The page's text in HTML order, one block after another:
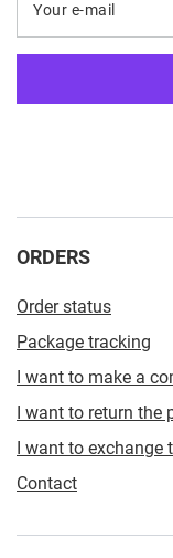
Your e-mail
ORDERS
Order status
Package tracking
I want to make a
I want to return the
I want to exchange
Contact